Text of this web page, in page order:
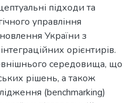
підходи та
управління
України з
орієнтирів.
середовища, що
рішень, а також
(benchmarking)